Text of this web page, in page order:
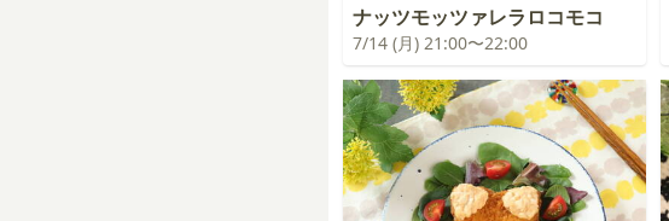
ナッツモッツァレラロコモコ
7/14 (月) 21:00〜22:00